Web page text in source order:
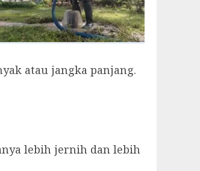
atau jangka panjang.
lebih jernih dan lebih